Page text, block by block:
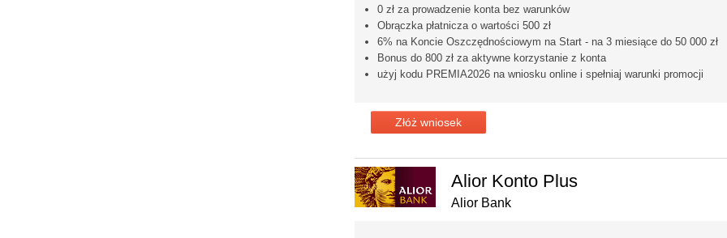
0 zł za prowadzenie konta bez warunków
Obrączka płatnicza o wartości 500 zł
6% na Koncie Oszczędnościowym na Start - na 3 miesiące do 50 000 zł
Bonus do 800 zł za aktywne korzystanie z konta
użyj kodu PREMIA2026 na wniosku online i spełniaj warunki promocji
Złóż wniosek
Alior Konto Plus
Alior Bank